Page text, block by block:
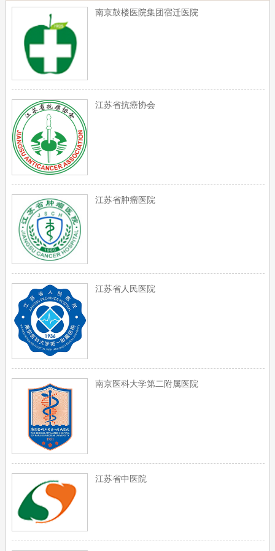
南京鼓楼医院集团宿迁医院
江苏省抗癌协会
江苏省肿瘤医院
江苏省人民医院
南京医科大学第二附属医院
江苏省中医院